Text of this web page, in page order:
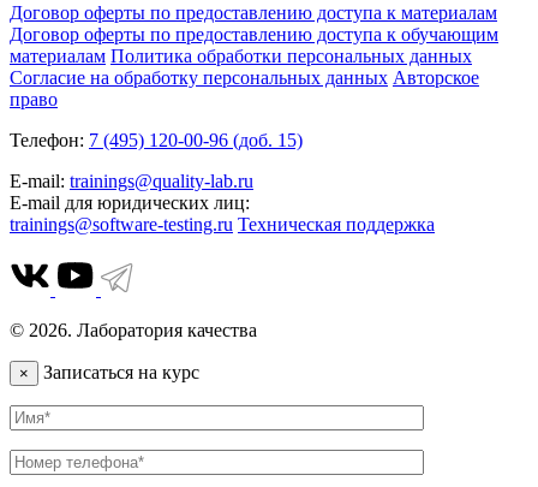
Договор оферты по предоставлению доступа к материалам
Договор оферты по предоставлению доступа к обучающим
материалам Политика обработки персональных данных
Согласие на обработку персональных данных Авторское
право
Телефон: 7 (495) 120-00-96 (доб. 15)
E-mail: trainings@quality-lab.ru
E-mail для юридических лиц:
trainings@software-testing.ru Техническая поддержка
© 2026. Лаборатория качества
× Записаться на курс